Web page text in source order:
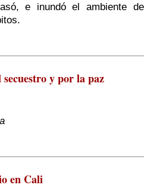
e inundó el ambiente de
y por la paz
en Cali